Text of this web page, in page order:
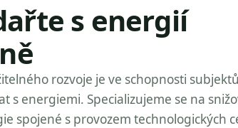
s energií
rozvoje je ve schopnosti subjektů
s energiemi. Specializujeme se na
spojené s provozem technologických